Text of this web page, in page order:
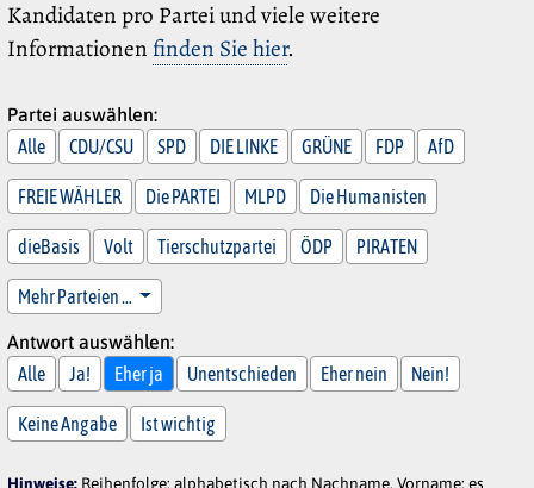
Kandidaten pro Partei und viele weitere
Informationen finden Sie hier.
Partei auswählen:
Alle
CDU/CSU SPD DIE LINKE GRÜNE FDP AfD
FREIE WÄHLER Die PARTEI MLPD Die Humanisten
dieBasis Volt Tierschutzpartei ÖDP PIRATEN
Mehr Parteien …
Antwort auswählen:
Alle
Ja! Eher ja Unentschieden Eher nein Nein!
Keine Angabe Ist wichtig
Hinweise: Reihenfolge: alphabetisch nach Nachname, Vorname; es